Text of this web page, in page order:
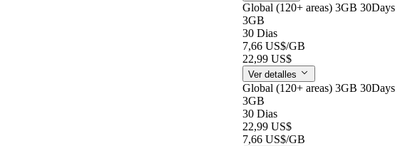
Global (120+ areas) 3GB 30Days
3GB
30 Dias
7,66 US$/GB
22,99 US$
Ver detalles
Global (120+ areas) 3GB 30Days
3GB
30 Dias
22,99 US$
7,66 US$/GB